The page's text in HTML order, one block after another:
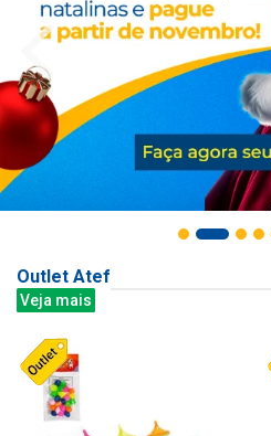
Outlet Atef
Veja mais